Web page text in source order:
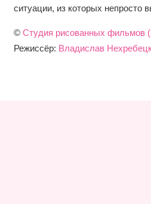
ситуации, из которых непросто
© Студия рисованных фильмов
Режиссёр: Владислав